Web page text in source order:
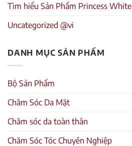
Tìm hiểu Sản Phẩm Princess White
Uncategorized @vi
DANH MỤC SẢN PHẨM
Bộ Sản Phẩm
Chăm Sóc Da Mặt
Chăm sóc da toàn thân
Chăm Sóc Tóc Chuyên Nghiệp